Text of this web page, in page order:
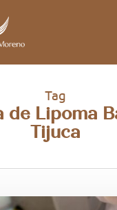
Tag
de Lipoma
Tijuca